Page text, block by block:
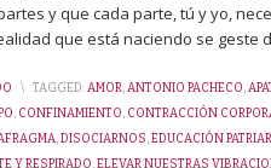
y que cada parte, tú y yo,
que está naciendo se geste
\ TAGGED:AMOR,ANTONIO PACHECO,
, CONFINAMIENTO, CONTRACCIÓN
,DISOCIARNOS,EDUCACIÓN
Y RESPIRADO,ELEVAR NUESTRAS